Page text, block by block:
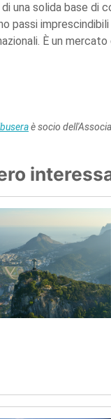
una solida base di
passi
È un
è socio